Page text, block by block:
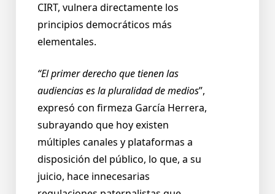
CIRT, vulnera directamente los
principios democráticos más
elementales.
“El primer derecho que tienen las
audiencias es la pluralidad de medios”,
expresó con firmeza García Herrera,
subrayando que hoy existen
múltiples canales y plataformas a
disposición del público, lo que, a su
juicio, hace innecesarias